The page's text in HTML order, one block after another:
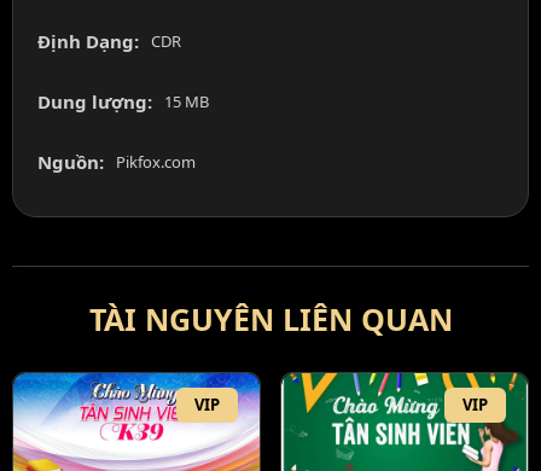
Định Dạng: CDR
Dung lượng: 15 MB
Nguồn: Pikfox.com
TÀI NGUYÊN LIÊN QUAN
VIP VIP